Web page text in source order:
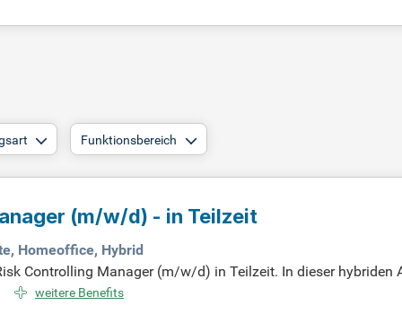
Funktionsbereich
(m/w/d) - in Teilzeit
Homeoffice, Hybrid
Controlling Manager (m/w/d) in Teilzeit. In dieser hybriden
umfassen die Unterstützung der Weiterentwicklung
weitere Benefits